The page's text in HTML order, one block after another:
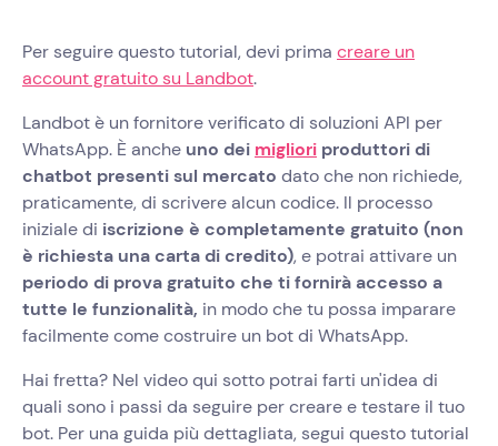
Per seguire questo tutorial, devi prima creare un
account gratuito su Landbot.
‍Landbot è un fornitore verificato di soluzioni API per
WhatsApp. È anche uno dei migliori produttori di
chatbot presenti sul mercato dato che non richiede,
praticamente, di scrivere alcun codice. Il processo
iniziale di iscrizione è completamente gratuito (non
è richiesta una carta di credito), e potrai attivare un
periodo di prova gratuito che ti fornirà accesso a
tutte le funzionalità, in modo che tu possa imparare
facilmente come costruire un bot di WhatsApp.
Hai fretta? Nel video qui sotto potrai farti un'idea di
quali sono i passi da seguire per creare e testare il tuo
bot. Per una guida più dettagliata, segui questo tutorial